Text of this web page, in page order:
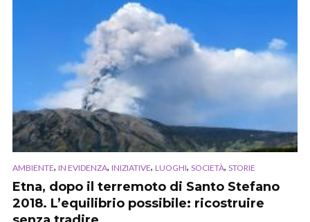
AMBIENTE, IN EVIDENZA, INIZIATIVE, LUOGHI, SOCIETÀ, STORIE
Etna, dopo il terremoto di Santo Stefano
2018. L’equilibrio possibile: ricostruire